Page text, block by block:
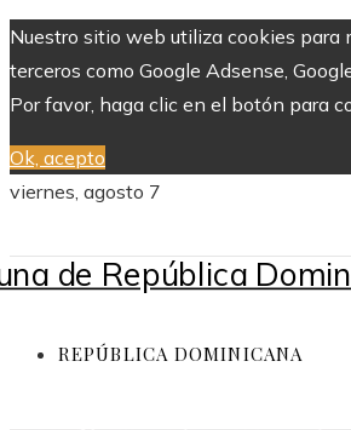
Nuestro sitio web utiliza cookies para
terceros como Google Adsense,
Por favor, haga clic en el botón para
Ok, acepto
viernes, agosto 7
REPÚBLICA DOMINICANA